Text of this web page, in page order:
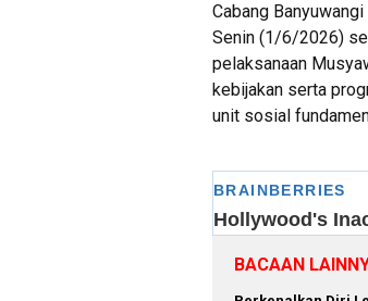
Cabang
Senin (1/6/2026)
pelaksanaan
kebijakan serta
unit sosial
BACAAN